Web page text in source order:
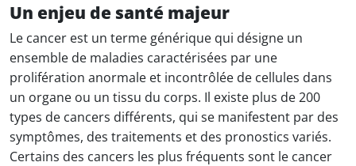
Un enjeu de santé majeur
Le cancer est un terme générique qui désigne un
ensemble de maladies caractérisées par une
prolifération anormale et incontrôlée de cellules dans
un organe ou un tissu du corps. Il existe plus de 200
types de cancers différents, qui se manifestent par des
symptômes, des traitements et des pronostics variés.
Certains des cancers les plus fréquents sont le cancer